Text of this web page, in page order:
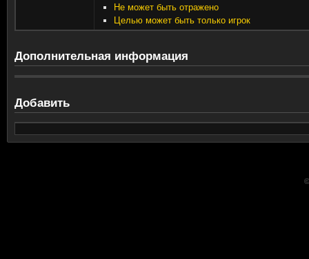
Не может быть отражено
Целью может быть только игрок
Дополнительная информация
Добавить